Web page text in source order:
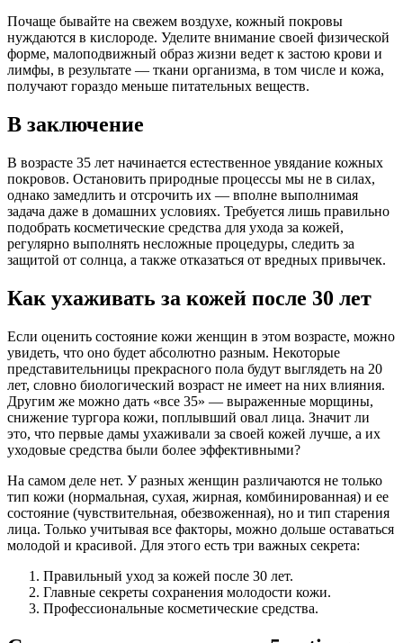
Почаще бывайте на свежем воздухе, кожный покровы
нуждаются в кислороде. Уделите внимание своей физической
форме, малоподвижный образ жизни ведет к застою крови и
лимфы, в результате — ткани организма, в том числе и кожа,
получают гораздо меньше питательных веществ.
В заключение
В возрасте 35 лет начинается естественное увядание кожных
покровов. Остановить природные процессы мы не в силах,
однако замедлить и отсрочить их — вполне выполнимая
задача даже в домашних условиях. Требуется лишь правильно
подобрать косметические средства для ухода за кожей,
регулярно выполнять несложные процедуры, следить за
защитой от солнца, а также отказаться от вредных привычек.
Как ухаживать за кожей после 30 лет
Если оценить состояние кожи женщин в этом возрасте, можно
увидеть, что оно будет абсолютно разным. Некоторые
представительницы прекрасного пола будут выглядеть на 20
лет, словно биологический возраст не имеет на них влияния.
Другим же можно дать «все 35» — выраженные морщины,
снижение тургора кожи, поплывший овал лица. Значит ли
это, что первые дамы ухаживали за своей кожей лучше, а их
уходовые средства были более эффективными?
На самом деле нет. У разных женщин различаются не только
тип кожи (нормальная, сухая, жирная, комбинированная) и ее
состояние (чувствительная, обезвоженная), но и тип старения
лица. Только учитывая все факторы, можно дольше оставаться
молодой и красивой. Для этого есть три важных секрета:
Правильный уход за кожей после 30 лет.
Главные секреты сохранения молодости кожи.
Профессиональные косметические средства.